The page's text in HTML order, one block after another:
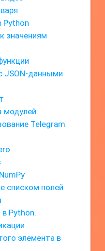
Python
значениям
JSON-данными
модулей
Telegram
списком полей
Python.
элемента в